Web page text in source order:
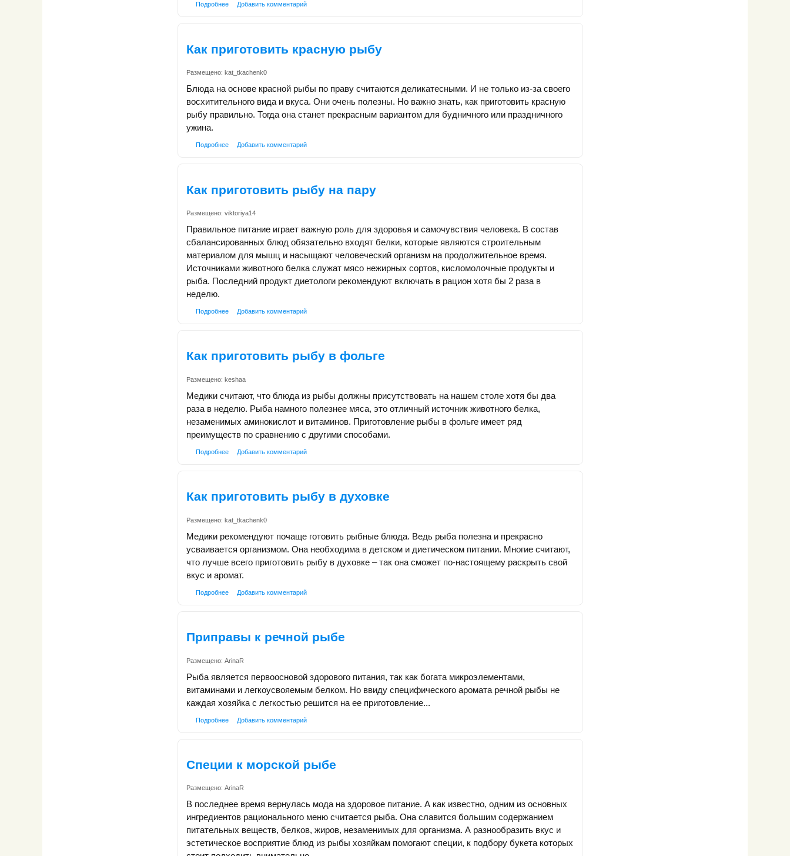
Подробнее Добавить комментарий
Как приготовить красную рыбу
Размещено: kat_tkachenk0
Блюда на основе красной рыбы по праву считаются деликатесными. И не только из-за своего
восхитительного вида и вкуса. Они очень полезны. Но важно знать, как приготовить красную
рыбу правильно. Тогда она станет прекрасным вариантом для будничного или праздничного
ужина.
Подробнее Добавить комментарий
Как приготовить рыбу на пару
Размещено: viktoriya14
Правильное питание играет важную роль для здоровья и самочувствия человека. В состав
сбалансированных блюд обязательно входят белки, которые являются строительным
материалом для мышц и насыщают человеческий организм на продолжительное время.
Источниками животного белка служат мясо нежирных сортов, кисломолочные продукты и
рыба. Последний продукт диетологи рекомендуют включать в рацион хотя бы 2 раза в
неделю.
Подробнее Добавить комментарий
Как приготовить рыбу в фольге
Размещено: keshaa
Медики считают, что блюда из рыбы должны присутствовать на нашем столе хотя бы два
раза в неделю. Рыба намного полезнее мяса, это отличный источник животного белка,
незаменимых аминокислот и витаминов. Приготовление рыбы в фольге имеет ряд
преимуществ по сравнению с другими способами.
Подробнее Добавить комментарий
Как приготовить рыбу в духовке
Размещено: kat_tkachenk0
Медики рекомендуют почаще готовить рыбные блюда. Ведь рыба полезна и прекрасно
усваивается организмом. Она необходима в детском и диетическом питании. Многие считают,
что лучше всего приготовить рыбу в духовке – так она сможет по-настоящему раскрыть свой
вкус и аромат.
Подробнее Добавить комментарий
Приправы к речной рыбе
Размещено: ArinaR
Рыба является первоосновой здорового питания, так как богата микроэлементами,
витаминами и легкоусвояемым белком. Но ввиду специфического аромата речной рыбы не
каждая хозяйка с легкостью решится на ее приготовление...
Подробнее Добавить комментарий
Специи к морской рыбе
Размещено: ArinaR
В последнее время вернулась мода на здоровое питание. А как известно, одним из основных
ингредиентов рационального меню считается рыба. Она славится большим содержанием
питательных веществ, белков, жиров, незаменимых для организма. А разнообразить вкус и
эстетическое восприятие блюд из рыбы хозяйкам помогают специи, к подбору букета которых